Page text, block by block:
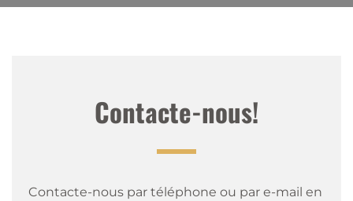
Contacte-nous!
Contacte-nous par téléphone ou par e-mail en